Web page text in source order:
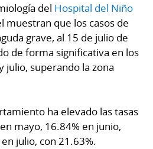
del Hospital del Niño
muestran que los casos de
grave, al 15 de julio de
de forma significativa en los
julio, superando la zona
ha elevado las tasas
mayo, 16.84% en junio,
julio, con 21.63%.